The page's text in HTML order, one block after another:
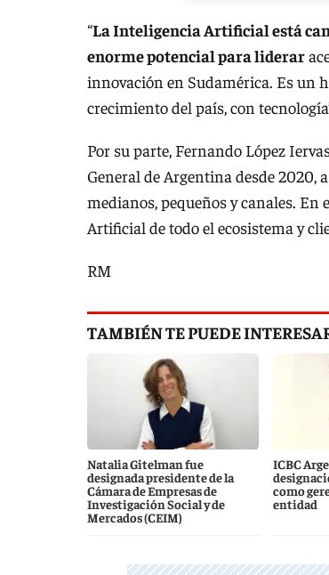
“La Inteligencia Artificial está
enorme potencial para liderar
innovación en Sudamérica. Es un
crecimiento del país, con
Por su parte, Fernando López
General de Argentina desde
medianos, pequeños y canales.
Artificial de todo el ecosistema y
RM
TAMBIÉN TE PUEDE
Natalia Gitelman fue
designada presidente de la
Cámara de Empresas de
Investigación Social y de
Mercados (CEIM)
ICBC
como
entidad